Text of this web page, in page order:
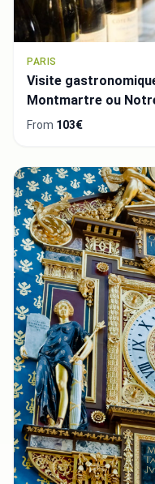
PARIS
Visite
Montmartre ou
From 103€